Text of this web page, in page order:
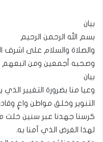
بيان
بسم الله الرحمن الرحيم
والصلاة والسلام على اشرف
وصحبه أجمعين ومن اتبعهم
بيان
وعيا منا بضرورة التغيير
التنوير وخلق مواطن واعٍ
كرسنا جهدنا عبر سنين خلت
لهذا الغرض الذي آمنا به.